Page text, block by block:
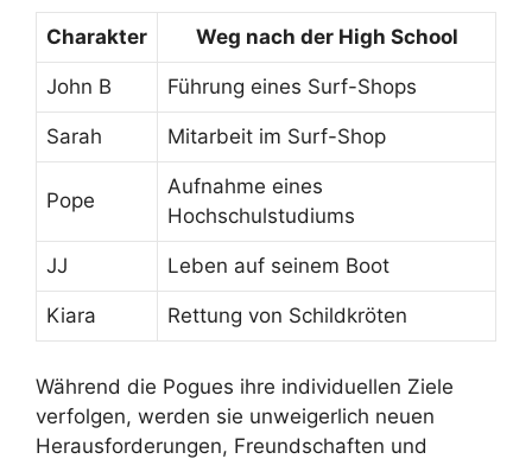
Charakter Weg nach der High School
John B Führung eines Surf-Shops
Sarah Mitarbeit im Surf-Shop
Pope
Aufnahme eines
Hochschulstudiums
JJ Leben auf seinem Boot
Kiara Rettung von Schildkröten
Während die Pogues ihre individuellen Ziele
verfolgen, werden sie unweigerlich neuen
Herausforderungen, Freundschaften und